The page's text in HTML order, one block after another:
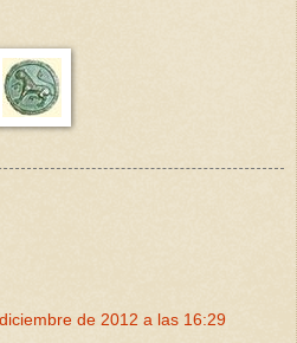
de 2012 a las 16:29